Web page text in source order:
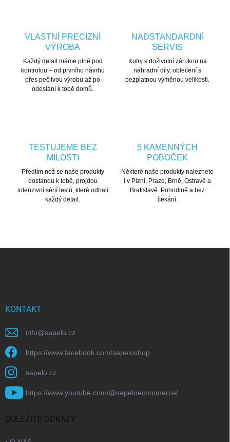
VLASTNÍ PRECIZNÍ
VÝROBA
Každý detail máme plně pod
kontrolou – od prvního návrhu
přes pečlivou výrobu až po
odeslání k tobě domů.
NADSTANDARDNÍ
SERVIS
Kufry s doživotní zárukou na
náhradní díly, oblečení s
bezplatnou výměnou velikosti.
TESTUJEME BEZ
MILOSTI
Předtím než se naše produkty
dostanou k tobě, projdou
intenzivní sérií testů, které odhalí
každý detail.
5 KAMENNÝCH
POBOČEK
Některé naše produkty naleznete
i v Plzni, Praze, Brně, Ostravě a
Bratislavě. Pohodlně a bez
čekání.
KONTAKT
info@sapelo.cz
https://www.facebook.com/sapeloshop
sapelo.cz
https://www.youtube.com/@sapeloecommerce/
DŮLEŽITÉ ODKAZY